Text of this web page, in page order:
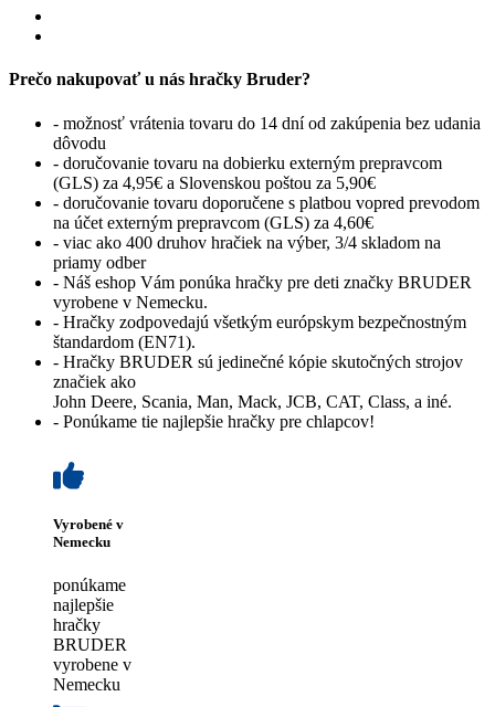
Prečo nakupovať u nás hračky Bruder?
- možnosť vrátenia tovaru do 14 dní od zakúpenia bez udania
dôvodu
- doručovanie tovaru na dobierku externým prepravcom
(GLS) za 4,95€ a Slovenskou poštou za 5,90€
- doručovanie tovaru doporučene s platbou vopred prevodom
na účet externým prepravcom (GLS) za 4,60€
- viac ako 400 druhov hračiek na výber, 3/4 skladom na
priamy odber
- Náš eshop Vám ponúka hračky pre deti značky BRUDER
vyrobene v Nemecku.
- Hračky zodpovedajú všetkým európskym bezpečnostným
štandardom (EN71).
- Hračky BRUDER sú jedinečné kópie skutočných strojov
značiek ako
John Deere, Scania, Man, Mack, JCB, CAT, Class, a iné.
- Ponúkame tie najlepšie hračky pre chlapcov!
Vyrobené v
Nemecku
ponúkame
najlepšie
hračky
BRUDER
vyrobene v
Nemecku